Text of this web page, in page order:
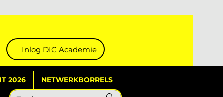
Inlog DIC Academie
2026 NETWERKBORRELS